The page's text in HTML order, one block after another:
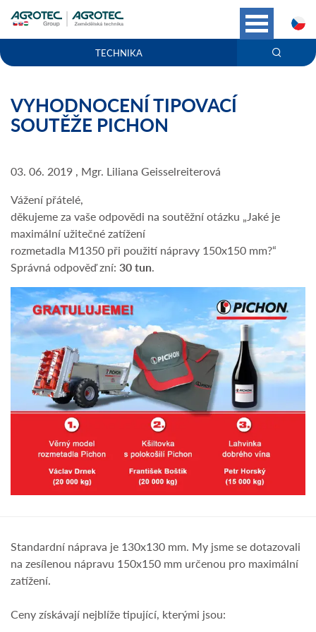
TECHNIKA
VYHODNOCENÍ TIPOVACÍ
SOUTĚŽE PICHON
03. 06. 2019 , Mgr. Liliana Geisselreiterová
Vážení přátelé,
děkujeme za vaše odpovědi na soutěžní otázku „Jaké je
maximální užitečné zatížení
rozmetadla M1350 při použití nápravy 150x150 mm?“
Správná odpověď zní: 30 tun.
Standardní náprava je 130x130 mm. My jsme se dotazovali
na zesílenou nápravu 150x150 mm určenou pro maximální
zatížení.
Ceny získávají nejblíže tipující, kterými jsou: